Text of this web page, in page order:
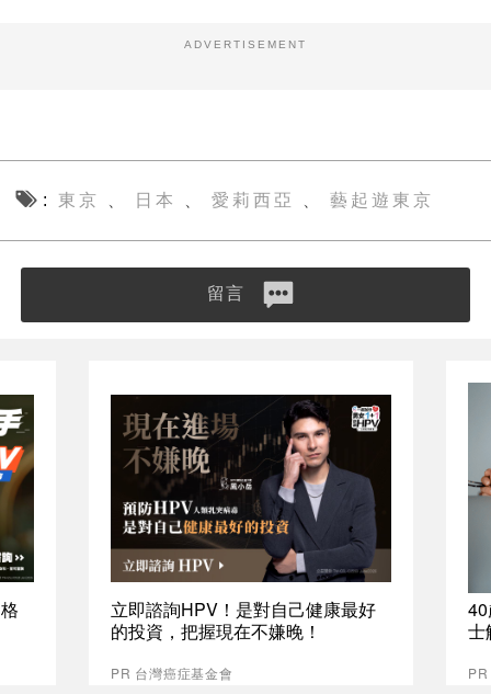
ADVERTISEMENT
東京 、 日本 、 愛莉西亞 、 藝起遊東京
留言
立即諮詢HPV！是對自己健康最好
的投資，把握現在不嫌晚！
PR 台灣癌症基金會
士